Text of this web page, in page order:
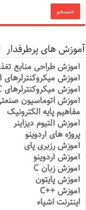
آموزش های پرطرفدار
آموزش طراحی منابع
آموزش میکروکنترلرهای LPC1768
آموزش میکروکنترلرهای PIC
آموزش اتوماسیون
مفاهیم پایه الکترونیک
آموزش آلتیوم دیزاینر
پروژه های آردوینو
آموزش رزبری پای
آموزش آردوینو
آموزش زبان C
آموزش پایتون
آموزش ++C
اینترنت اشیاء